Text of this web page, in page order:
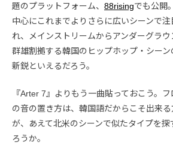
題のプラットフォーム、 88risingでも公開
中心にこれまでよりさらに広いシーンで
れ、メインストリームからアンダーグラ
群雄割拠する韓国のヒップホップ・シー
新鋭といえるだろう。
『Arter 7』よりもう一曲貼っておこう。
の音の置き方は、韓国語だからこそ出来
が、あえて北米のシーンで似たタイプを探
ろうか。